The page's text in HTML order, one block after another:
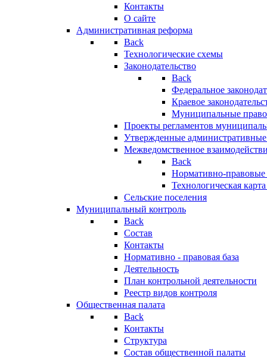
Контакты
О сайте
Административная реформа
Back
Технологические схемы
Законодательство
Back
Федеральное
Краевое
Муниципальные
Проекты регламентов
Утвержденные
Межведомственное
Back
Нормативно-правовые
Технологическая
Сельские поселения
Муниципальный контроль
Back
Состав
Контакты
Нормативно - правовая база
Деятельность
План контрольной деятельности
Реестр видов контроля
Общественная палата
Back
Контакты
Структура
Состав общественной палаты